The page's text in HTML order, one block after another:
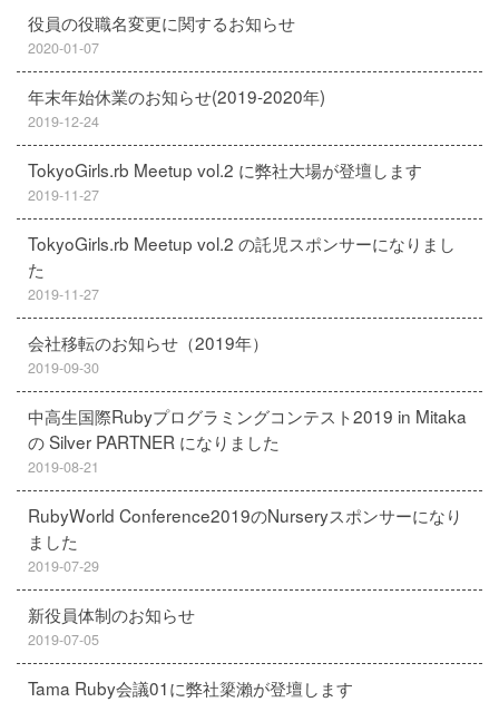
役員の役職名変更に関するお知らせ
2020-01-07
年末年始休業のお知らせ(2019-2020年)
2019-12-24
TokyoGirls.rb Meetup vol.2 に弊社大場が登壇します
2019-11-27
TokyoGirls.rb Meetup vol.2 の託児スポンサーになりまし
た
2019-11-27
会社移転のお知らせ（2019年）
2019-09-30
中高生国際Rubyプログラミングコンテスト2019 in Mitaka
の Silver PARTNER になりました
2019-08-21
RubyWorld Conference2019のNurseryスポンサーになり
ました
2019-07-29
新役員体制のお知らせ
2019-07-05
Tama Ruby会議01に弊社簗瀨が登壇します